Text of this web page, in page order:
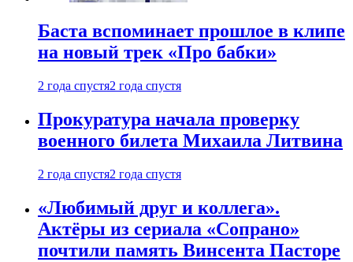
Баста вспоминает прошлое в клипе
на новый трек «Про бабки»
2 года спустя2 года спустя
Прокуратура начала проверку
военного билета Михаила Литвина
2 года спустя2 года спустя
«Любимый друг и коллега».
Актёры из сериала «Сопрано»
почтили память Винсента Пасторе